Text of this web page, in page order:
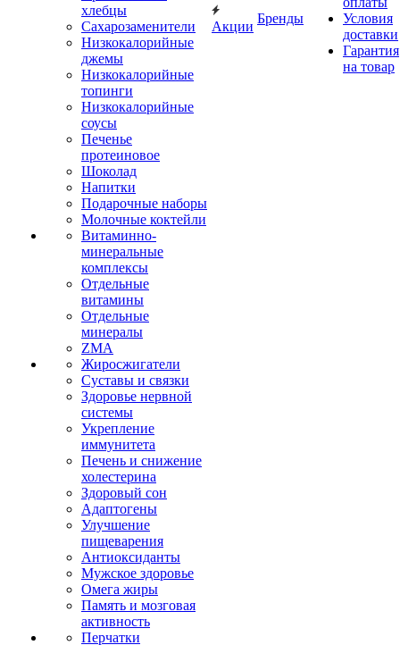
хлебцы
Сахарозаменители
Низкокалорийные
джемы
Низкокалорийные
топинги
Низкокалорийные
соусы
Печенье
протеиновое
Шоколад
Напитки
Подарочные наборы
Молочные коктейли
Витаминно-
минеральные
комплексы
Отдельные
витамины
Отдельные
минералы
ZMA
Жиросжигатели
Суставы и связки
Здоровье нервной
системы
Укрепление
иммунитета
Печень и снижение
холестерина
Здоровый сон
Адаптогены
Улучшение
пищеварения
Антиоксиданты
Мужское здоровье
Омега жиры
Память и мозговая
активность
Перчатки
Акции
Бренды
Условия
доставки
Гарантия
на товар